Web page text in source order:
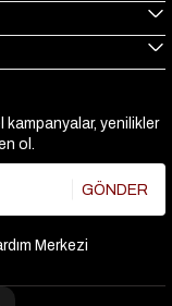
yenilikler
ol.
GÖNDER
Merkezi